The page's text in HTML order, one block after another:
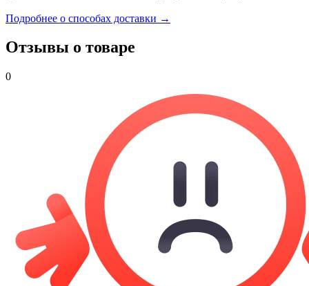
Подробнее о способах доставки →
Отзывы о товаре
0